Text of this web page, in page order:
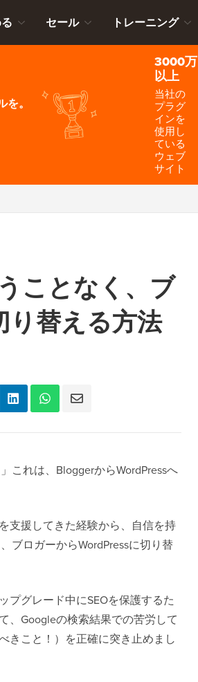
セール トレーニング
。
3000万
以上
当社の
プラグ
インを
使用し
ている
ウェブ
サイト
ことなく、ブ
り替える方法
これは、BloggerからWordPressへ
支援してきた経験から、自信を持
ブロガーからWordPressに切り替
プグレード中にSEOを保護するた
、Googleの検索結果での苦労して
きこと！）を正確に突き止めまし